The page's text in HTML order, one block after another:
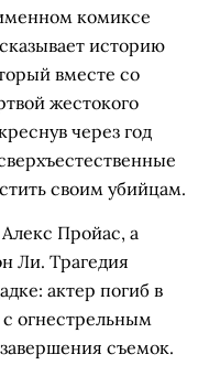
комиксе
историю
вместе со
жестокого
через год
своим убийцам.
Пройас, а
Ли. Трагедия
актер погиб в
с огнестрельным
съемок.